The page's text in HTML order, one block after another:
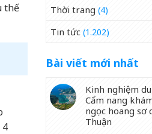
thế
Thời trang (4)
Tin tức (1.202)
Bài viết mới nhất
Kinh nghiệm
Cẩm nang
ngọc hoang sơ
Thuận